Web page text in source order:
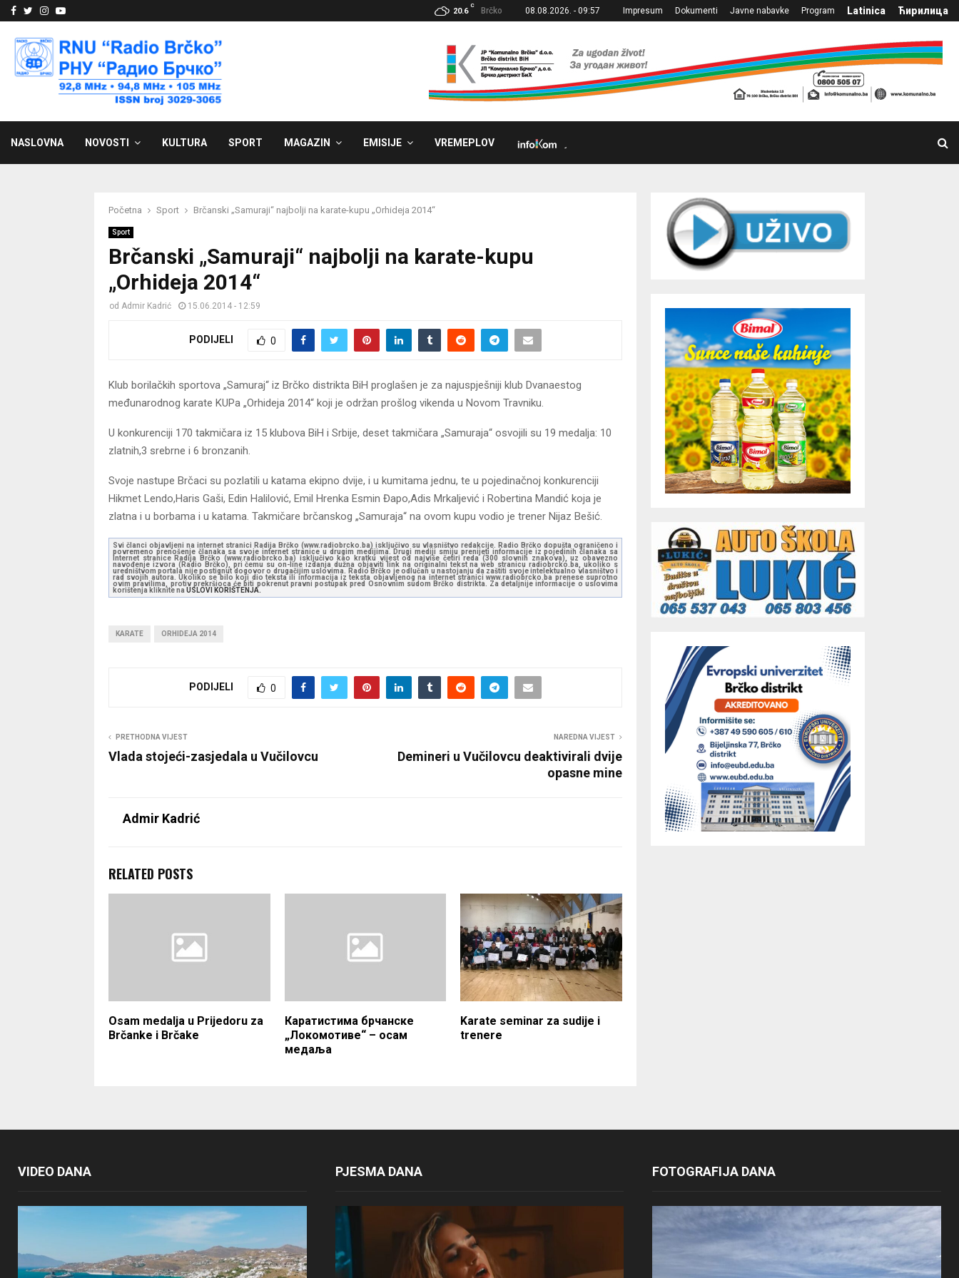
Facebook
Twitter
Instagram
Youtube 20.6
C
Brčko 08.08.2026. - 09:57 Impresum Dokumenti Javne nabavke Program Latinica Ћирилица
NASLOVNA NOVOSTI KULTURA SPORT MAGAZIN EMISIJE VREMEPLOV
Početna Sport Brčanski „Samuraji“ najbolji na karate-kupu „Orhideja 2014“
Sport
Brčanski „Samuraji“ najbolji na karate-kupu
„Orhideja 2014“
od Admir Kadrić 15.06.2014 - 12:59
PODIJELI 0
Klub borilačkih sportova „Samuraj“ iz Brčko distrikta BiH proglašen je za najuspješniji klub Dvanaestog
međunarodnog karate KUPa „Orhideja 2014“ koji je održan prošlog vikenda u Novom Travniku.
U konkurenciji 170 takmičara iz 15 klubova BiH i Srbije, deset takmičara „Samuraja“ osvojili su 19 medalja: 10
zlatnih,3 srebrne i 6 bronzanih.
Svoje nastupe Brčaci su pozlatili u katama ekipno dvije, i u kumitama jednu, te u pojedinačnoj konkurenciji
Hikmet Lendo,Haris Gaši, Edin Halilović, Emil Hrenka Esmin Đapo,Adis Mrkaljević i Robertina Mandić koja je
zlatna i u borbama i u katama. Takmičare brčanskog „Samuraja“ na ovom kupu vodio je trener Nijaz Bešić.
Svi članci objavljeni na internet stranici Radija Brčko (www.radiobrcko.ba) isključivo su vlasništvo redakcije. Radio Brčko dopušta ograničeno i
povremeno prenošenje članaka sa svoje internet stranice u drugim medijima. Drugi mediji smiju prenijeti informacije iz pojedinih članaka sa
Internet stranice Radija Brčko (www.radiobrcko.ba) isključivo kao kratku vijest od najviše četiri reda (300 slovnih znakova), uz obavezno
navođenje izvora (Radio Brčko), pri čemu su on-line izdanja dužna objaviti link na originalni tekst na web stranicu radiobrcko.ba, ukoliko s
uredništvom portala nije postignut dogovor o drugačijim uslovima. Radio Brčko je odlučan u nastojanju da zaštiti svoje intelektualno vlasništvo i
rad svojih autora. Ukoliko se bilo koji dio teksta ili informacija iz teksta objavljenog na internet stranici www.radiobrcko.ba prenese suprotno
ovim pravilima, protiv prekršioca će biti pokrenut pravni postupak pred Osnovnim sudom Brčko distrikta. Za detaljnije informacije o uslovima
korištenja kliknite na USLOVI KORIŠTENJA.
KARATE ORHIDEJA 2014
PODIJELI 0
PRETHODNA VIJEST
Vlada stojeći-zasjedala u Vučilovcu
NAREDNA VIJEST
Demineri u Vučilovcu deaktivirali dvije
opasne mine
Admir Kadrić
RELATED POSTS
Osam medalja u Prijedoru za
Brčanke i Brčake
Каратистима брчанске
„Локомотиве“ – осам
медаља
Karate seminar za sudije i
trenere
VIDEO DANA PJESMA DANA FOTOGRAFIJA DANA